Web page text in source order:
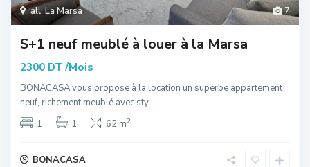
7
all,La Marsa
S+1 neuf meublé à louer à la Marsa
2300 DT /Mois
BONACASA vous propose à la location un superbe appartement
neuf, richement meublé avec sty...
1
1 62 m2
BONACASA